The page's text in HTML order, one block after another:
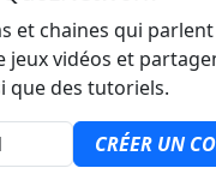
et chaines qui parlent
jeux vidéos et
que des tutoriels.
CRÉER UN